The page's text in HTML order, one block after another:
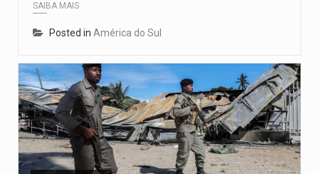
SAIBA MAIS
Posted in América do Sul